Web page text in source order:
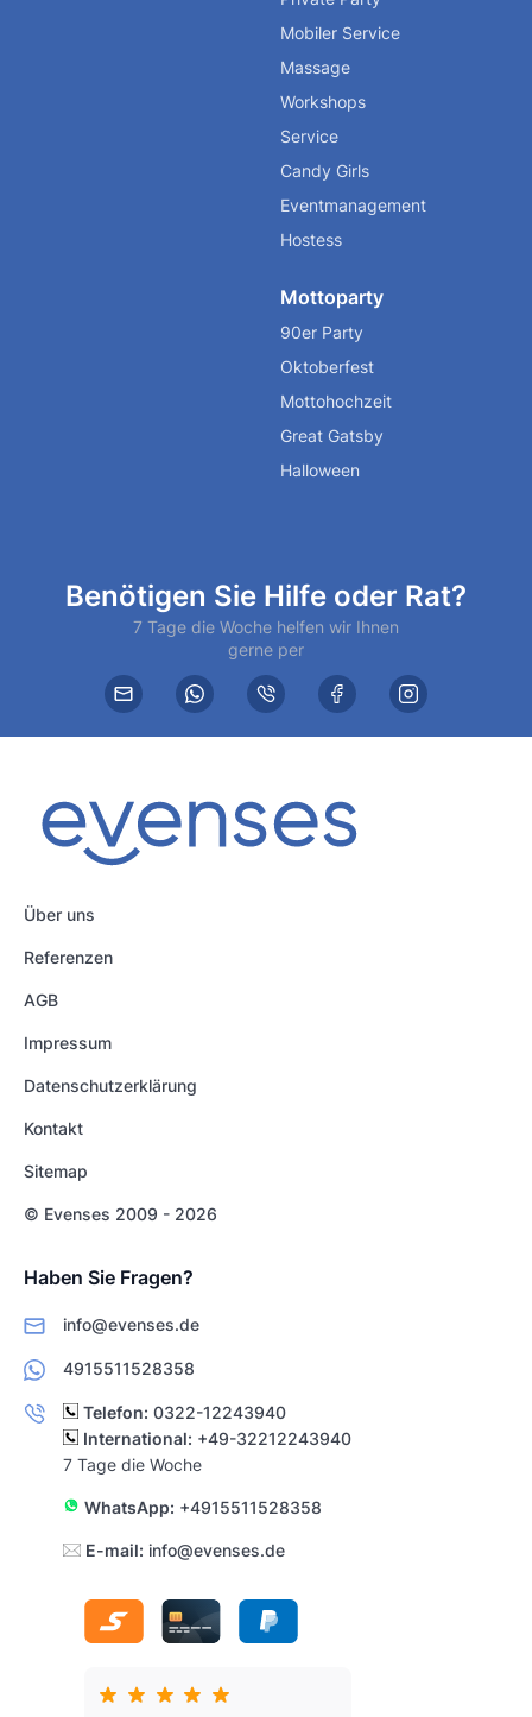
Mobiler Service
Massage
Workshops
Service
Candy Girls
Eventmanagement
Hostess
Mottoparty
90er Party
Oktoberfest
Mottohochzeit
Great Gatsby
Halloween
Benötigen Sie Hilfe oder Rat?
7 Tage die Woche helfen wir Ihnen
gerne per
Über uns
Referenzen
AGB
Impressum
Datenschutzerklärung
Kontakt
Sitemap
© Evenses 2009 - 2026
Haben Sie Fragen?
info@evenses.de
4915511528358
Telefon: 0322-12243940
International: +49-32212243940
7 Tage die Woche
WhatsApp: +4915511528358
E-mail: info@evenses.de